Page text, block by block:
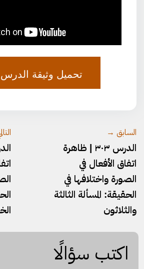
تحميل وثيقة الدرس
السابق →
الدرس ٣٠٣ | ظاهرة
اتفاق الأفعال في
الصورة واختلافها في
الحقيقة: المسألة الثالثة
والثلاثون
اكتب سؤالًا